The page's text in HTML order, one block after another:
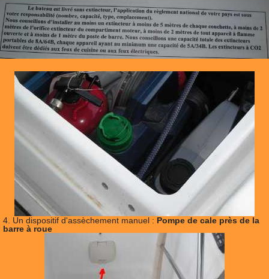
4. Un dispositif d'assèchement manuel : Pompe de cale près de la
barre à roue